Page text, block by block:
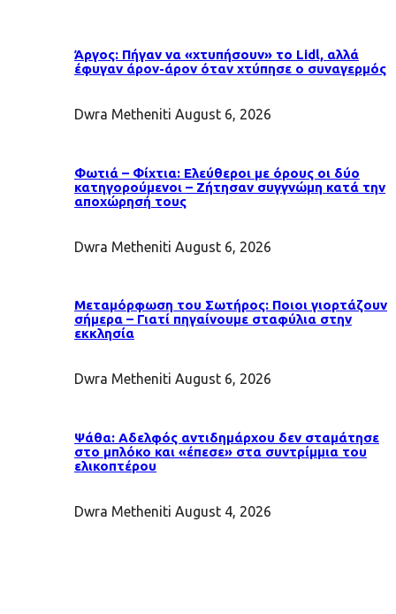
Άργος: Πήγαν να «χτυπήσουν» το Lidl, αλλά
έφυγαν άρον-άρον όταν χτύπησε ο συναγερμός
Dwra Metheniti August 6, 2026
Φωτιά – Φίχτια: Ελεύθεροι με όρους οι δύο
κατηγορούμενοι – Ζήτησαν συγγνώμη κατά την
αποχώρησή τους
Dwra Metheniti August 6, 2026
Μεταμόρφωση του Σωτήρος: Ποιοι γιορτάζουν
σήμερα – Γιατί πηγαίνουμε σταφύλια στην
εκκλησία
Dwra Metheniti August 6, 2026
Ψάθα: Αδελφός αντιδημάρχου δεν σταμάτησε
στο μπλόκο και «έπεσε» στα συντρίμμια του
ελικοπτέρου
Dwra Metheniti August 4, 2026